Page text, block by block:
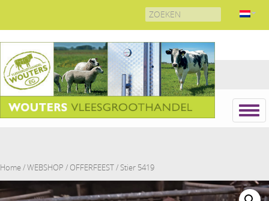
Search
for:
Home/WEBSHOP / OFFERFEEST/ Stier 5419